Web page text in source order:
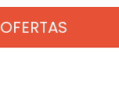
OFERTAS